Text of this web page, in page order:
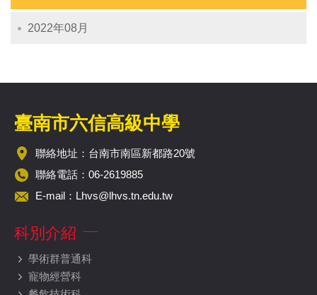
2022年08月
臺南市六信高級中學
聯絡地址：台南市南區新都路20號
聯絡電話：06-2619885
E-mail： Lhvs@lhvs.tn.edu.tw
科別介紹
學術群普通科
寵物經營科